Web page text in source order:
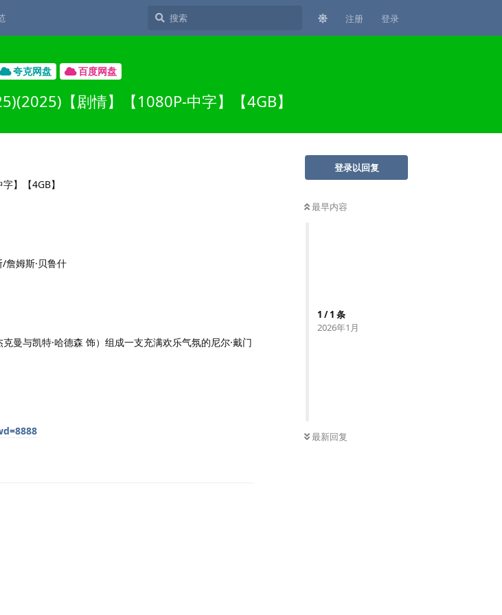
注册 登录
夸克网盘 百度网盘
【剧情】【1080P-中字】【4GB】
登录以回复
最早内容
1 /1 条
2026年1月
最新回复
詹姆斯·贝鲁什
曼与凯特·哈德森 饰）组成一支充满欢乐气氛的尼尔·戴门